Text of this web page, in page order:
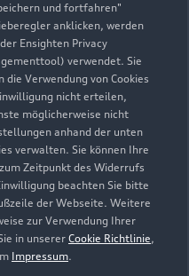
und fortfahren"
anklicken, werden
Ensighten Privacy
verwendet. Sie
Verwendung von Cookies
nicht erteilen,
möglicherweise nicht
anhand der unten
verwalten. Sie können Ihre
Zeitpunkt des Widerrufs
beachten Sie bitte
der Webseite. Weitere
zur Verwendung Ihrer
in unserer Cookie Richtlinie,
Impressum.
glänzt: die